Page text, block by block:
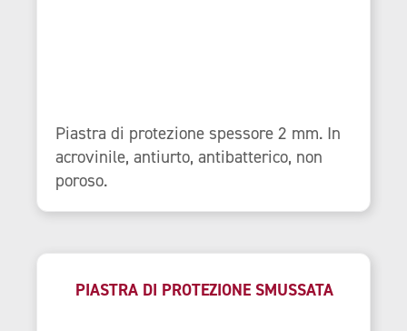
Piastra di protezione spessore 2 mm. In
acrovinile, antiurto, antibatterico, non
poroso.
PIASTRA DI PROTEZIONE SMUSSATA